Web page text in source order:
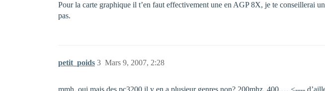
Pour la carte graphique il t’en faut effectivement une en AGP 8X, je te conseillerai
pas.
petit_poids Mars 9, 2007, 2:28
3
mmh, oui mais des pc3200 il y en a plusieur genres non? 200mhz, 400,… <----